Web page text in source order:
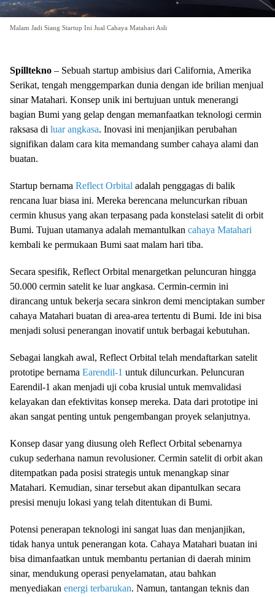
Malam Jadi Siang Startup Ini Jual Cahaya Matahari Asli
Spilltekno – Sebuah startup ambisius dari California, Amerika
Serikat, tengah menggemparkan dunia dengan ide brilian menjual
sinar Matahari. Konsep unik ini bertujuan untuk menerangi
bagian Bumi yang gelap dengan memanfaatkan teknologi cermin
raksasa di luar angkasa. Inovasi ini menjanjikan perubahan
signifikan dalam cara kita memandang sumber cahaya alami dan
buatan.
Startup bernama Reflect Orbital adalah penggagas di balik
rencana luar biasa ini. Mereka berencana meluncurkan ribuan
cermin khusus yang akan terpasang pada konstelasi satelit di orbit
Bumi. Tujuan utamanya adalah memantulkan cahaya Matahari
kembali ke permukaan Bumi saat malam hari tiba.
Secara spesifik, Reflect Orbital menargetkan peluncuran hingga
50.000 cermin satelit ke luar angkasa. Cermin-cermin ini
dirancang untuk bekerja secara sinkron demi menciptakan sumber
cahaya Matahari buatan di area-area tertentu di Bumi. Ide ini bisa
menjadi solusi penerangan inovatif untuk berbagai kebutuhan.
Sebagai langkah awal, Reflect Orbital telah mendaftarkan satelit
prototipe bernama Earendil-1 untuk diluncurkan. Peluncuran
Earendil-1 akan menjadi uji coba krusial untuk memvalidasi
kelayakan dan efektivitas konsep mereka. Data dari prototipe ini
akan sangat penting untuk pengembangan proyek selanjutnya.
Konsep dasar yang diusung oleh Reflect Orbital sebenarnya
cukup sederhana namun revolusioner. Cermin satelit di orbit akan
ditempatkan pada posisi strategis untuk menangkap sinar
Matahari. Kemudian, sinar tersebut akan dipantulkan secara
presisi menuju lokasi yang telah ditentukan di Bumi.
Potensi penerapan teknologi ini sangat luas dan menjanjikan,
tidak hanya untuk penerangan kota. Cahaya Matahari buatan ini
bisa dimanfaatkan untuk membantu pertanian di daerah minim
sinar, mendukung operasi penyelamatan, atau bahkan
menyediakan energi terbarukan. Namun, tantangan teknis dan